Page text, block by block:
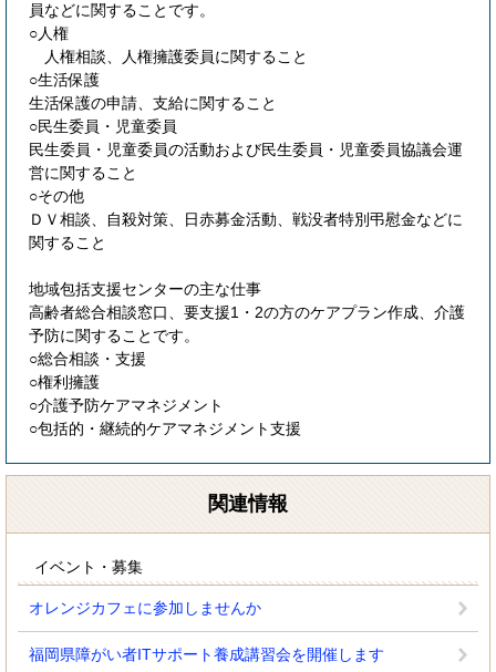
員などに関することです。
○人権
人権相談、人権擁護委員に関すること
○生活保護
生活保護の申請、支給に関すること
○民生委員・児童委員
民生委員・児童委員の活動および民生委員・児童委員協議会運
営に関すること
○その他
ＤＶ相談、自殺対策、日赤募金活動、戦没者特別弔慰金などに
関すること
地域包括支援センターの主な仕事
高齢者総合相談窓口、要支援1・2の方のケアプラン作成、介護
予防に関することです。
○総合相談・支援
○権利擁護
○介護予防ケアマネジメント
○包括的・継続的ケアマネジメント支援
関連情報
イベント・募集
オレンジカフェに参加しませんか
福岡県障がい者ITサポート養成講習会を開催します